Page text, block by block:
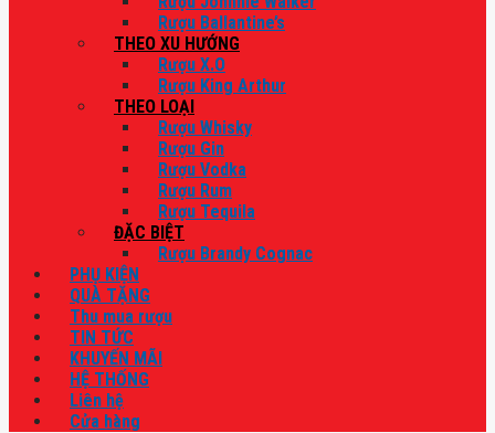
Rượu Ballantine’s
THEO XU HƯỚNG
Rượu X.O
Rượu King Arthur
THEO LOẠI
Rượu Whisky
Rượu Gin
Rượu Vodka
Rượu Rum
Rượu Tequila
ĐẶC BIỆT
Rượu Brandy Cognac
PHỤ KIỆN
QUÀ TẶNG
Thu mua rượu
TIN TỨC
KHUYẾN MÃI
HỆ THỐNG
Liên hệ
Cửa hàng